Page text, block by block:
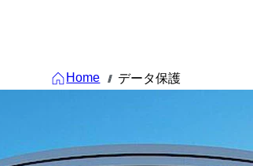
Home /// データ保護